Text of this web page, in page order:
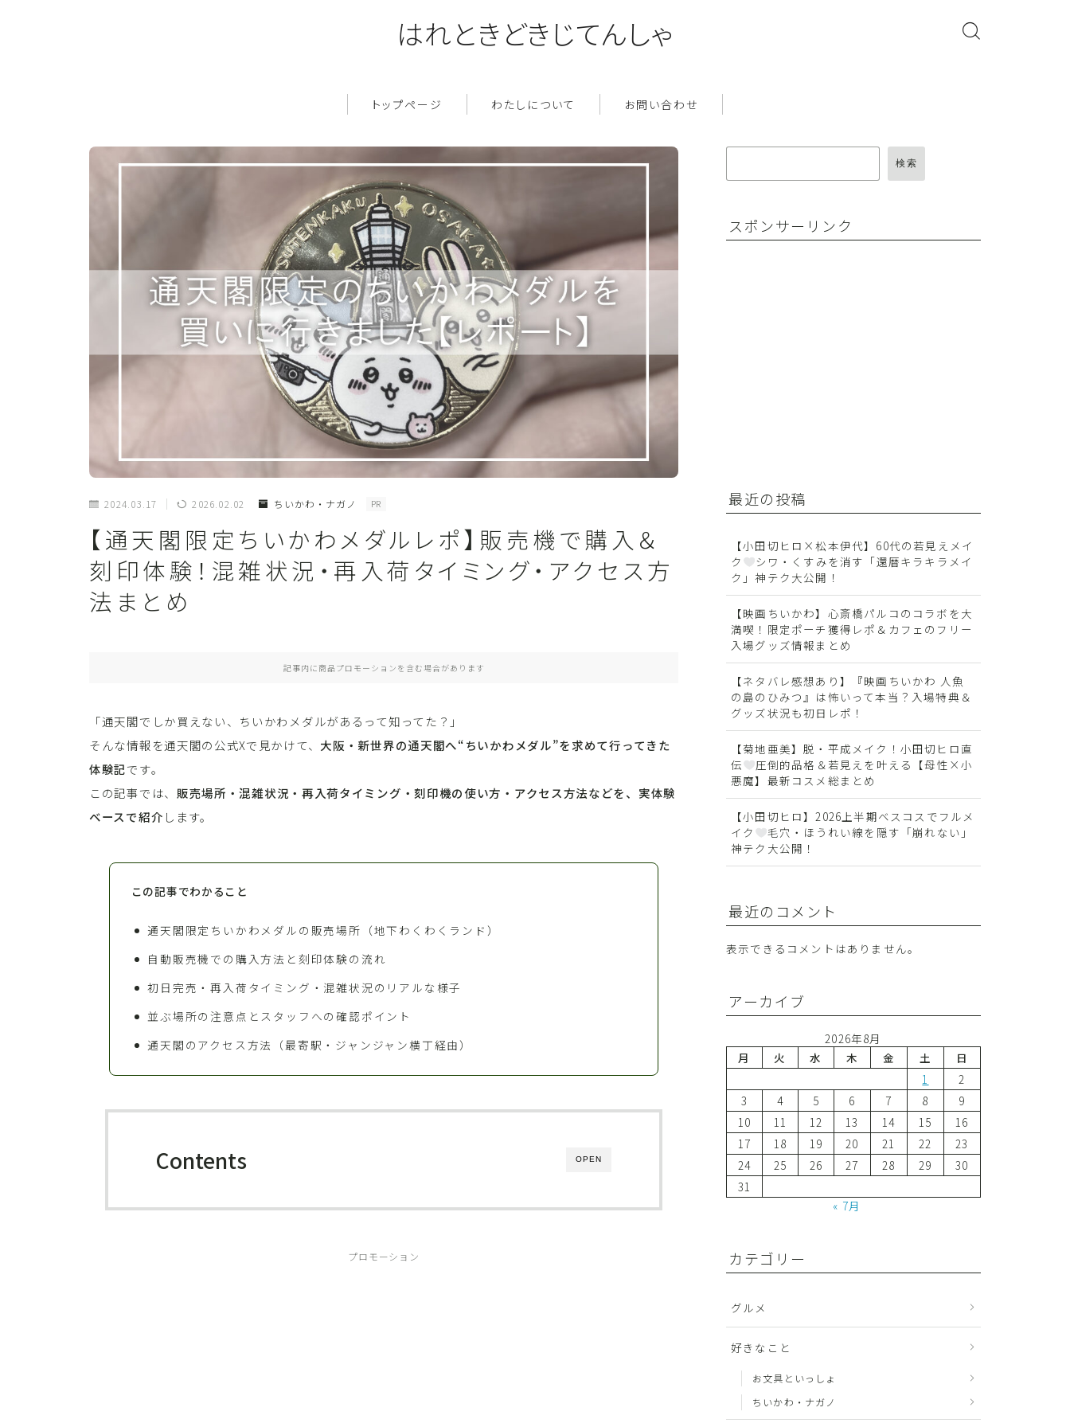
はれときどきじてんしゃ
トップページ わたしについて お問い合わせ
2024.03.17 2026.02.02 ちいかわ・ナガノ PR
【通天閣限定ちいかわメダルレポ】販売機で購入＆
刻印体験！混雑状況・再入荷タイミング・アクセス方
法まとめ
記事内に商品プロモーションを含む場合があります
「通天閣でしか買えない、ちいかわメダルがあるって知ってた？」
そんな情報を通天閣の公式Xで見かけて、 大阪・新世界の通天閣へ“ちいかわメダル”を求めて行ってきた
体験記です。
この記事では、 販売場所・混雑状況・再入荷タイミング・刻印機の使い方・アクセス方法などを、実体験
ベースで紹介 します。
この記事でわかること
通天閣限定ちいかわメダルの販売場所（地下わくわくランド）
自動販売機での購入方法と刻印体験の流れ
初日完売・再入荷タイミング・混雑状況のリアルな様子
並ぶ場所の注意点とスタッフへの確認ポイント
通天閣のアクセス方法（最寄駅・ジャンジャン横丁経由）
OPEN
Contents
プロモーション
検索
スポンサーリンク
最近の投稿
【小田切ヒロ×松本伊代】60代の若見えメイ
ク
シワ・くすみを消す「還暦キラキラメイ
ク」神テク大公開！
【映画ちいかわ】心斎橋パルコのコラボを大
満喫！限定ポーチ獲得レポ＆カフェのフリー
入場グッズ情報まとめ
【ネタバレ感想あり】『映画ちいかわ 人魚
の島のひみつ』は怖いって本当？入場特典＆
グッズ状況も初日レポ！
【菊地亜美】脱・平成メイク！小田切ヒロ直
伝
圧倒的品格＆若見えを叶える【母性×小
悪魔】最新コスメ総まとめ
【小田切ヒロ】2026上半期ベスコスでフルメ
イク
毛穴・ほうれい線を隠す「崩れない」
神テク大公開！
最近のコメント
表示できるコメントはありません。
アーカイブ
2026年8月
月
火 水 木 金 土
日
1
2
3
4 5 6 7 8
9
10
11 12 13 14 15
16
17
18 19 20 21 22
23
24
25 26 27 28 29
30
31
« 7月
カテゴリー
グルメ
好きなこと
お文具といっしょ
ちいかわ・ナガノ